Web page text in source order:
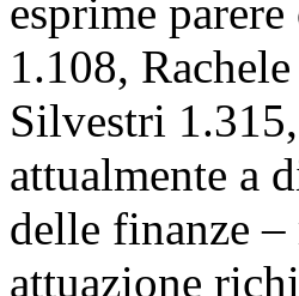
esprime
1.108,
Silvestri
attualmente a
delle finanze
attuazione